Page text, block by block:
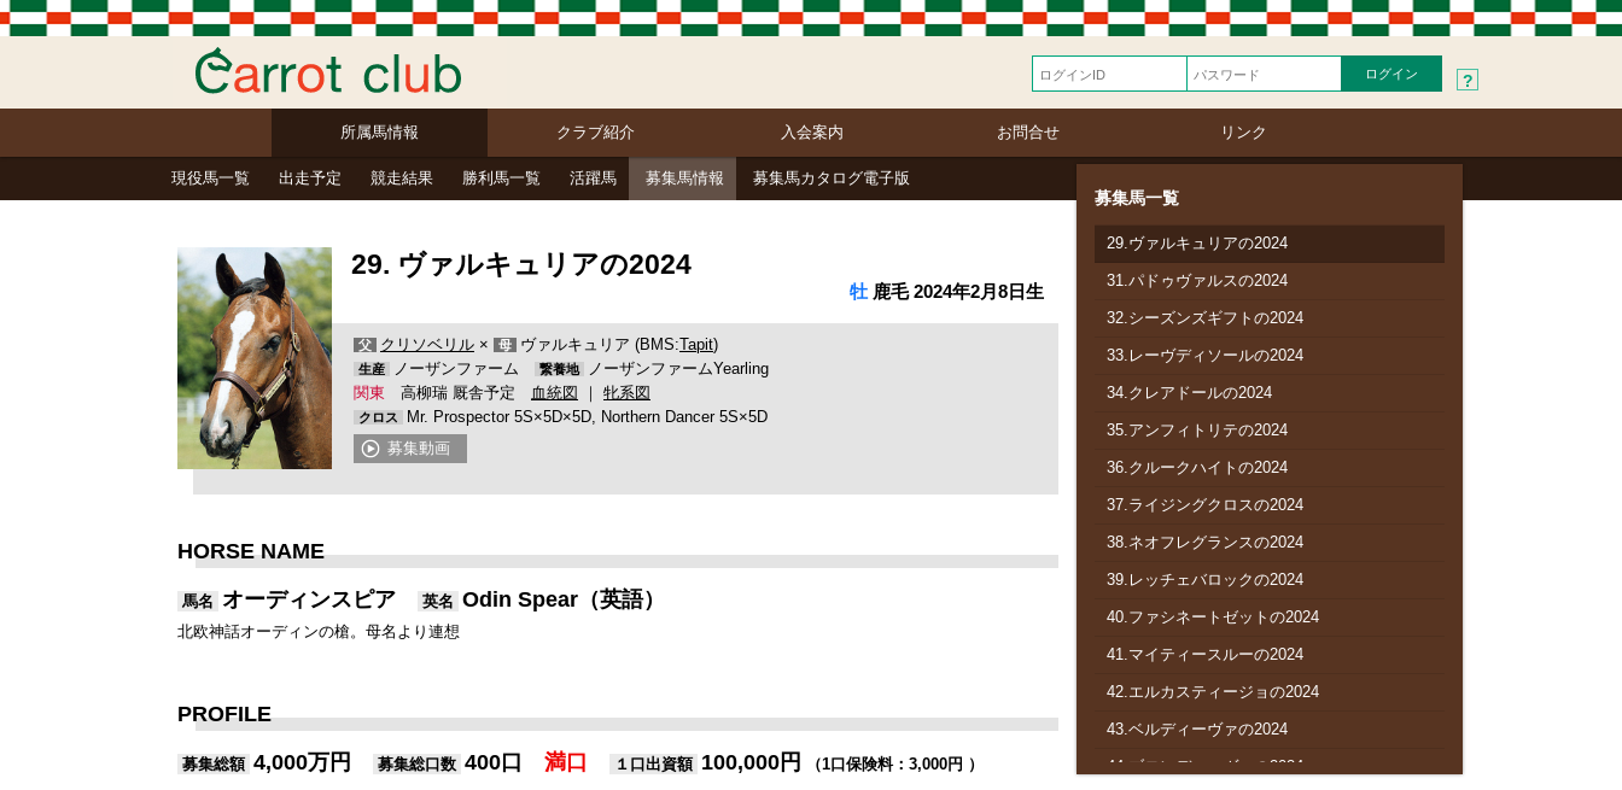
?
所属馬情報 クラブ紹介 入会案内 お問合せ リンク
募集馬一覧
23.ゴールドティアの2024
24.アシュリンの2024
25.アーズローヴァーの2024
26.ピュアブリーゼの2024
27.ローズノーブルの2024
28.マハーバーラタの2024
29.ヴァルキュリアの2024
31.パドゥヴァルスの2024
32.シーズンズギフトの2024
33.レーヴディソールの2024
34.クレアドールの2024
35.アンフィトリテの2024
36.クルークハイトの2024
37.ライジングクロスの2024
38.ネオフレグランスの2024
39.レッチェバロックの2024
40.ファシネートゼットの2024
41.マイティースルーの2024
42.エルカスティージョの2024
43.ベルディーヴァの2024
44.ブロンディーヴァの2024
現役馬一覧 出走予定 競走結果 勝利馬一覧 活躍馬 募集馬情報 募集馬カタログ電子版
29. ヴァルキュリアの2024
牡 鹿毛 2024年2月8日生
父 クリソベリル × 母 ヴァルキュリア (BMS:Tapit)
生産 ノーザンファーム 繋養地
ノーザンファームYearling
関東 高柳瑞 厩舎予定 血統図 ｜ 牝系図
クロス
Mr. Prospector 5S×5D×5D, Northern Dancer 5S×5D
募集動画
HORSE NAME
馬名 オーディンスピア 英名 Odin Spear（英語）
北欧神話オーディンの槍。母名より連想
PROFILE
募集総額 4,000万円 募集総口数 400口 満口 １口出資額 100,000円 （1口保険料：3,000円 ）